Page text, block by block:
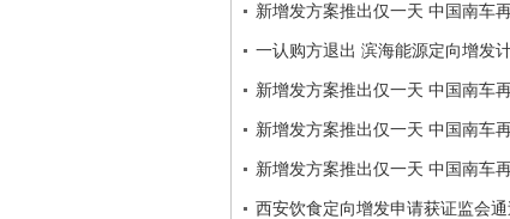
新增发方案推出仅一天 中国南车
一认购方退出 滨海能源定向增发
新增发方案推出仅一天 中国南车
新增发方案推出仅一天 中国南车
新增发方案推出仅一天 中国南车
西安饮食定向增发申请获证监会通